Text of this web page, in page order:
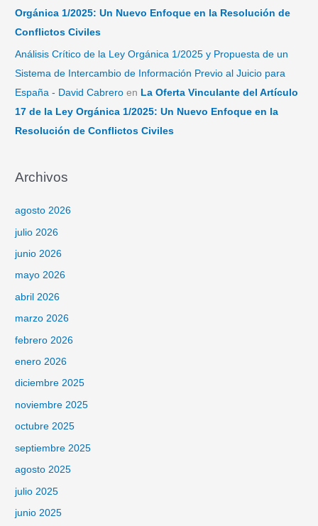
Orgánica 1/2025: Un Nuevo Enfoque en la Resolución de
Conflictos Civiles
Análisis Crítico de la Ley Orgánica 1/2025 y Propuesta de un
Sistema de Intercambio de Información Previo al Juicio para
España - David Cabrero en La Oferta Vinculante del Artículo
17 de la Ley Orgánica 1/2025: Un Nuevo Enfoque en la
Resolución de Conflictos Civiles
Archivos
agosto 2026
julio 2026
junio 2026
mayo 2026
abril 2026
marzo 2026
febrero 2026
enero 2026
diciembre 2025
noviembre 2025
octubre 2025
septiembre 2025
agosto 2025
julio 2025
junio 2025